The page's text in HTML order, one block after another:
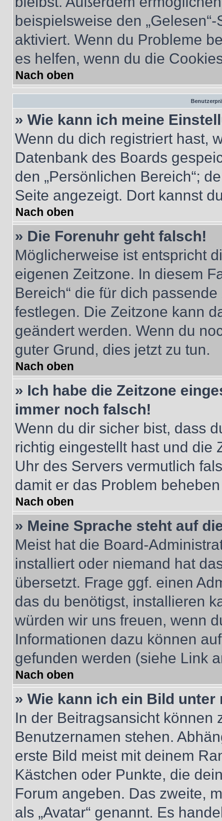
beispielsweise den
aktiviert. Wenn du Probleme
es helfen, wenn du die
Nach oben
» Wie kann ich meine
Wenn du dich registriert hast,
Datenbank des Boards
den „Persönlichen Bereich“;
Seite angezeigt. Dort kannst
Nach oben
» Die Forenuhr geht falsch!
Möglicherweise ist entspricht
eigenen Zeitzone. In diesem
Bereich“ die für dich
festlegen. Die Zeitzone kann
geändert werden. Wenn du
guter Grund, dies jetzt zu tun.
Nach oben
» Ich habe die Zeitzone
immer noch falsch!
Wenn du dir sicher bist, dass
richtig eingestellt hast und die
Uhr des Servers vermutlich
damit er das Problem
Nach oben
» Meine Sprache steht auf
Meist hat die Board-
installiert oder niemand hat
übersetzt. Frage ggf. einen
das du benötigst, installieren
würden wir uns freuen, wenn
Informationen dazu können
gefunden werden (siehe Link
Nach oben
» Wie kann ich ein Bild
In der Beitragsansicht können
Benutzernamen stehen.
erste Bild meist mit deinem
Kästchen oder Punkte, die
Forum angeben. Das zweite,
als „Avatar“ genannt. Es